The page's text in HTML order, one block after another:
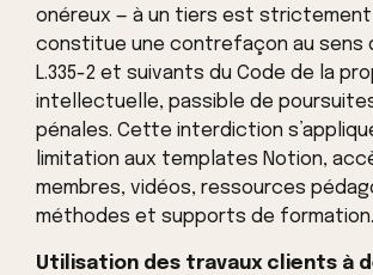
onéreux — à un tiers est
constitue une contrefaçon au sens
L.335-2 et suivants du Code de la
intellectuelle, passible de
pénales. Cette interdiction
limitation aux templates Notion,
membres, vidéos, ressources
méthodes et supports de formation.
Utilisation des travaux clients à